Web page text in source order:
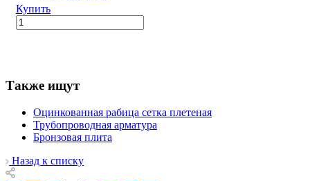
Купить
Также ищут
Оцинкованная рабица сетка плетеная
Трубопроводная арматура
Бронзовая плита
Назад к списку